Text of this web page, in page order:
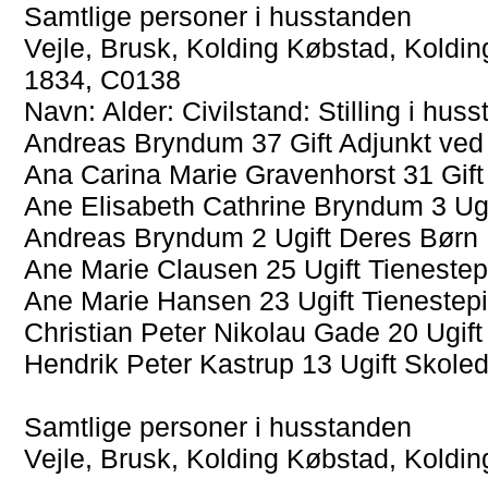
Samtlige personer i husstanden
Vejle, Brusk, Kolding Købstad,
1834, C0138
Navn: Alder: Civilstand: Stilling i
Andreas Bryndum 37 Gift Adjunkt
Ana Carina Marie Gravenhorst 31
Ane Elisabeth Cathrine Bryndum 3
Andreas Bryndum 2 Ugift Deres Børn
Ane Marie Clausen 25 Ugift
Ane Marie Hansen 23 Ugift
Christian Peter Nikolau Gade 20
Hendrik Peter Kastrup 13 Ugift
Samtlige personer i husstanden
Vejle, Brusk, Kolding Købstad,